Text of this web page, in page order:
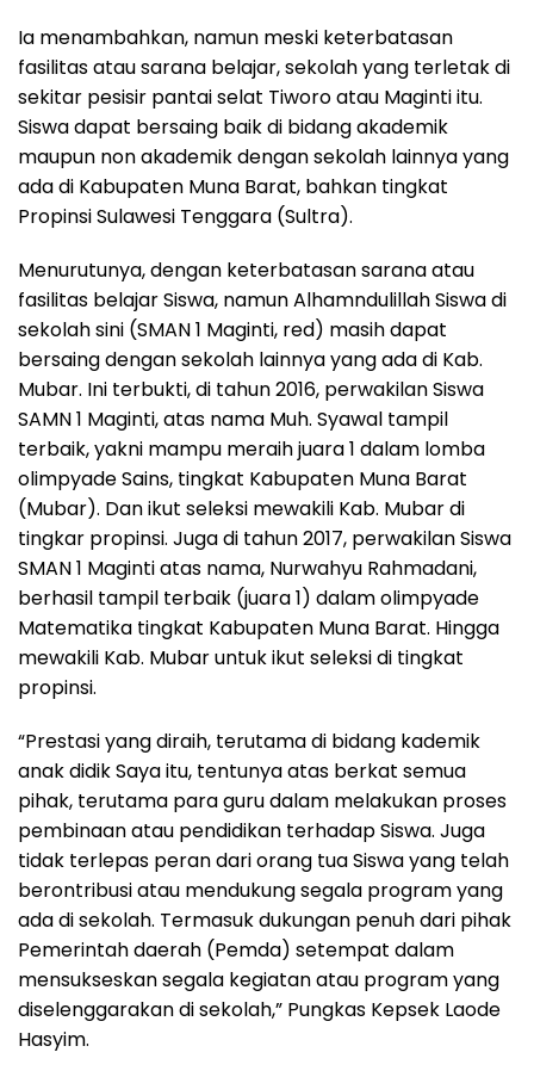
Ia menambahkan, namun meski keterbatasan
fasilitas atau sarana belajar, sekolah yang terletak di
sekitar pesisir pantai selat Tiworo atau Maginti itu.
Siswa dapat bersaing baik di bidang akademik
maupun non akademik dengan sekolah lainnya yang
ada di Kabupaten Muna Barat, bahkan tingkat
Propinsi Sulawesi Tenggara (Sultra).
Menurutunya, dengan keterbatasan sarana atau
fasilitas belajar Siswa, namun Alhamndulillah Siswa di
sekolah sini (SMAN 1 Maginti, red) masih dapat
bersaing dengan sekolah lainnya yang ada di Kab.
Mubar. Ini terbukti, di tahun 2016, perwakilan Siswa
SAMN 1 Maginti, atas nama Muh. Syawal tampil
terbaik, yakni mampu meraih juara 1 dalam lomba
olimpyade Sains, tingkat Kabupaten Muna Barat
(Mubar). Dan ikut seleksi mewakili Kab. Mubar di
tingkar propinsi. Juga di tahun 2017, perwakilan Siswa
SMAN 1 Maginti atas nama, Nurwahyu Rahmadani,
berhasil tampil terbaik (juara 1) dalam olimpyade
Matematika tingkat Kabupaten Muna Barat. Hingga
mewakili Kab. Mubar untuk ikut seleksi di tingkat
propinsi.
“Prestasi yang diraih, terutama di bidang kademik
anak didik Saya itu, tentunya atas berkat semua
pihak, terutama para guru dalam melakukan proses
pembinaan atau pendidikan terhadap Siswa. Juga
tidak terlepas peran dari orang tua Siswa yang telah
berontribusi atau mendukung segala program yang
ada di sekolah. Termasuk dukungan penuh dari pihak
Pemerintah daerah (Pemda) setempat dalam
mensukseskan segala kegiatan atau program yang
diselenggarakan di sekolah,” Pungkas Kepsek Laode
Hasyim.